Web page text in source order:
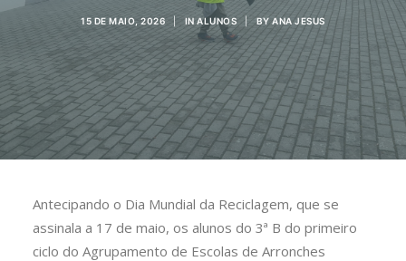
Contactos
15 DE MAIO, 2026 INALUNOS BYANA JESUS
Antecipando o Dia Mundial da Reciclagem, que se
assinala a 17 de maio, os alunos do 3ª B do primeiro
ciclo do Agrupamento de Escolas de Arronches